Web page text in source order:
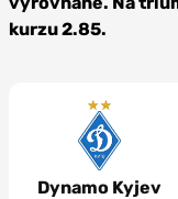
kurzu 2.85.
Dynamo Kyjev